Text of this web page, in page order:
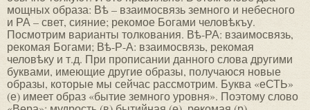
мощных образа: Вѣ – взаимосвязь земного и небесного
и РА – свет, сияние; рекомое Богами человѣкъу.
Посмотрим варианты толкования. Вѣ-РА: взаимосвязь,
рекомая Богами; Вѣ-Р-А: взаимосвязь, рекомая
человѣку и т.д. При прописании данного слова другими
буквами, имеющие другие образы, получаюся новые
образы, которые мы сейчас рассмотрим. Буква «еСТЬ»
(е) имеет образ «бытие земного уровня». Поэтому слово